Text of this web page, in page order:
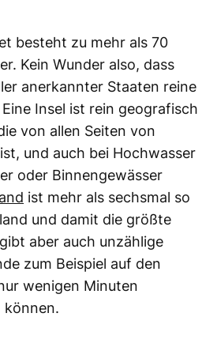
besteht zu mehr als 70
Kein Wunder also, dass
anerkannter Staaten reine
Insel ist rein geografisch
von allen Seiten von
und auch bei Hochwasser
oder Binnengewässer
ist mehr als sechsmal so
und damit die größte
aber auch unzählige
zum Beispiel auf den
wenigen Minuten
können.